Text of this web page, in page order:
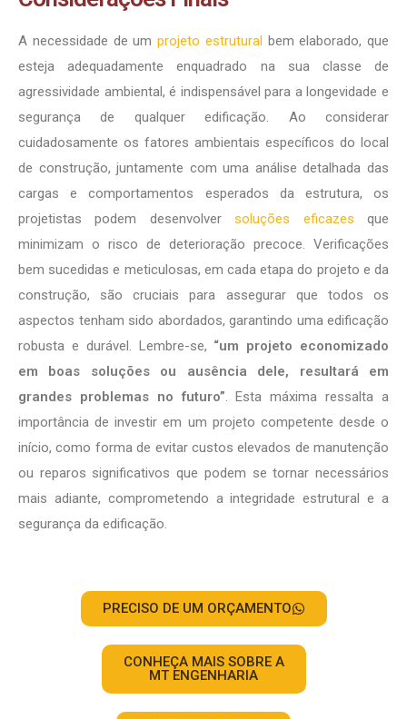
A necessidade de um projeto estrutural bem elaborado, que
esteja adequadamente enquadrado na sua classe de
agressividade ambiental, é indispensável para a longevidade e
segurança de qualquer edificação. Ao considerar
cuidadosamente os fatores ambientais específicos do local
de construção, juntamente com uma análise detalhada das
cargas e comportamentos esperados da estrutura, os
projetistas podem desenvolversoluções eficazes que
minimizam o risco de deterioração precoce. Verificações
bem sucedidas e meticulosas, em cada etapa do projeto e da
construção, são cruciais para assegurar que todos os
aspectos tenham sido abordados, garantindo uma edificação
robusta e durável. Lembre-se, “um projeto economizado
em boas soluções ou ausência dele, resultará em
grandes problemas no futuro”. Esta máxima ressalta a
importância de investir em um projeto competente desde o
início, como forma de evitar custos elevados de manutenção
ou reparos significativos que podem se tornar necessários
mais adiante, comprometendo a integridade estrutural e a
segurança da edificação.
PRECISO DE UM ORÇAMENTO
CONHEÇA MAIS SOBRE A
MT ENGENHARIA